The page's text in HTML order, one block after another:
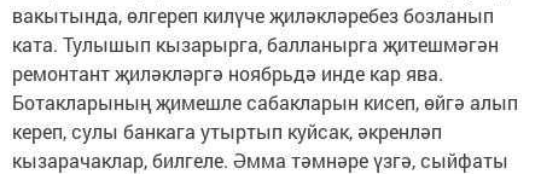
вакытында, өлгереп килүче җиләкләребез бозланып
ката. Тулышып кызарырга, балланырга җитешмәгән
ремонтант җиләкләргә ноябрьдә инде кар ява.
Ботакларының җимешле сабакларын кисеп, өйгә алып
кереп, сулы банкага утыртып куйсак, әкренләп
кызарачаклар, билгеле. Әмма тәмнәре үзгә, сыйфаты